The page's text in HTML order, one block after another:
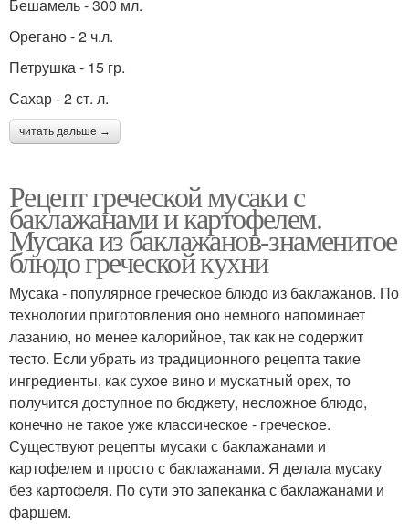
Бешамель - 300 мл.
Орегано - 2 ч.л.
Петрушка - 15 гр.
Сахар - 2 ст. л.
читать дальше →
Рецепт греческой мусаки с
баклажанами и картофелем.
Мусака из баклажанов-знаменитое
блюдо греческой кухни
Мусака - популярное греческое блюдо из баклажанов. По
технологии приготовления оно немного напоминает
лазанию, но менее калорийное, так как не содержит
тесто. Если убрать из традиционного рецепта такие
ингредиенты, как сухое вино и мускатный орех, то
получится доступное по бюджету, несложное блюдо,
конечно не такое уже классическое - греческое.
Существуют рецепты мусаки с баклажанами и
картофелем и просто с баклажанами. Я делала мусаку
без картофеля. По сути это запеканка с баклажанами и
фаршем.